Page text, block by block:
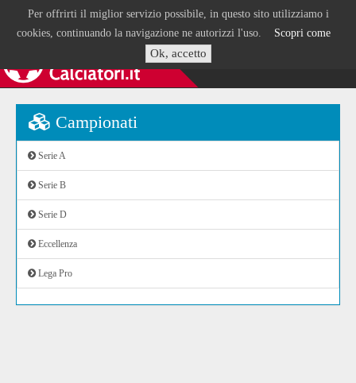
Per offrirti il miglior servizio possibile, in questo sito utilizziamo i
cookies, continuando la navigazione ne autorizzi l'uso. Scopri come
Ok, accetto
Campionati
Serie A
Serie B
Serie D
Eccellenza
Lega Pro